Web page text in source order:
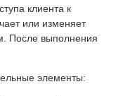
клиента к
или изменяет
После выполнения
элементы: